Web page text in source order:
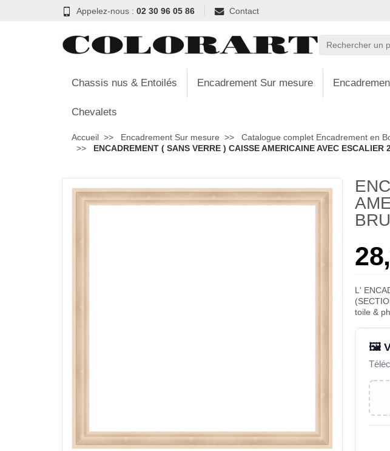
Appelez-nous : 02 30 96 05 86 Contact
Chassis nus & Entoilés Encadrement Sur mesure
Chevalets
Accueil Encadrement Sur mesure
Catalogue complet Encadrement en
ENCADREMENT ( SANS VERRE ) CAISSE AMERICAINE AVEC
L'
toile &
🖼️